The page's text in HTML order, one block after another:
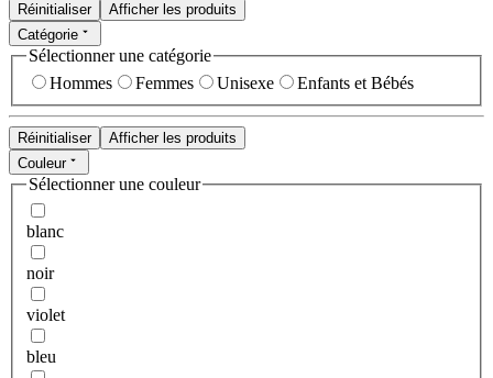
Réinitialiser
Afficher les produits
Catégorie
Sélectionner une catégorie
Hommes
Femmes Unisexe Enfants et Bébés
Réinitialiser
Afficher les produits
Couleur
Sélectionner une couleur
blanc
noir
violet
bleu